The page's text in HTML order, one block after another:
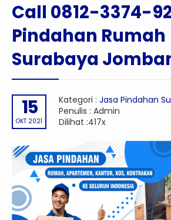
Call 0812-3374-
Pindahan Rumah
Surabaya
15
OKT 2021
Kategori : Jasa Pindahan
Penulis : Admin
Dilihat :417x